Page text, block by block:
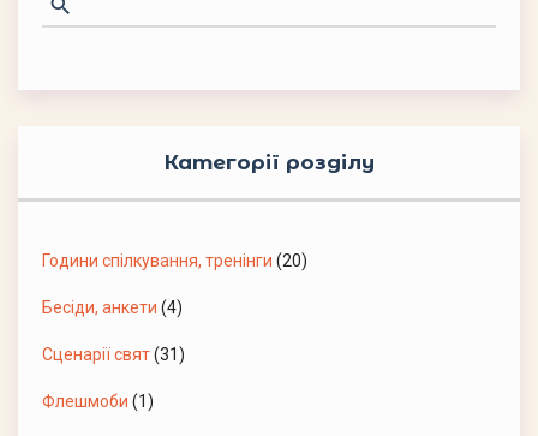
Категорії розділу
Години спілкування, тренінги (20)
Бесіди, анкети (4)
Сценарії свят(31)
Флешмоби (1)